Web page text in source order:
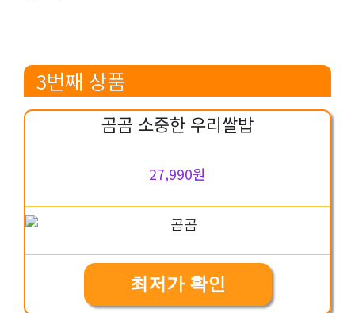
3번째 상품
곰곰 소중한 우리쌀밥
27,990원
최저가 확인